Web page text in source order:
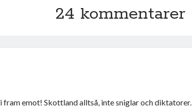
24 kommentarer
fram emot! Skottland alltså, inte sniglar och diktatorer.